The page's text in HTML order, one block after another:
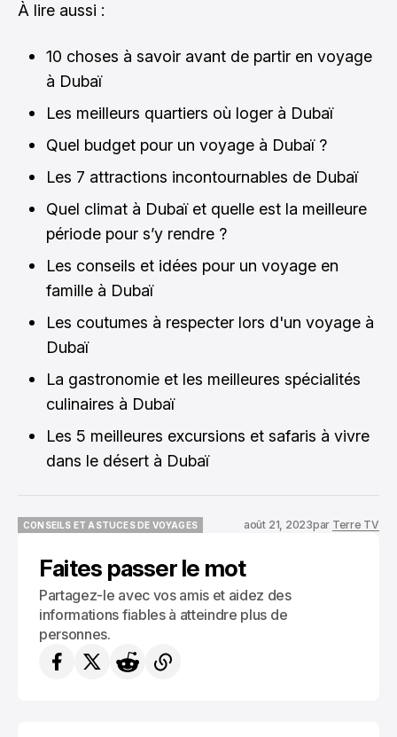
À lire aussi :
10 choses à savoir avant de partir en voyage
à Dubaï
Les meilleurs quartiers où loger à Dubaï
Quel budget pour un voyage à Dubaï ?
Les 7 attractions incontournables de Dubaï
Quel climat à Dubaï et quelle est la meilleure
période pour s’y rendre ?
Les conseils et idées pour un voyage en
famille à Dubaï
Les coutumes à respecter lors d'un voyage à
Dubaï
La gastronomie et les meilleures spécialités
culinaires à Dubaï
Les 5 meilleures excursions et safaris à vivre
dans le désert à Dubaï
CONSEILS ET ASTUCES DE VOYAGES
août 21, 2023par Terre TV
Faites passer le mot
Partagez-le avec vos amis et aidez des
informations fiables à atteindre plus de
personnes.